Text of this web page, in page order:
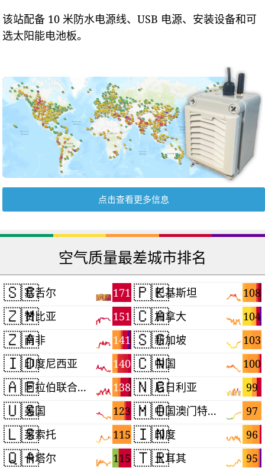
该站配备 10 米防水电源线、USB 电源、安装设备和可
选太阳能电池板。
点击查看更多信息
空气质量最差城市排名
🇸🇨 171
塞舌尔
🇿🇲 151
赞比亚
🇿🇦 141
南非
🇮🇩 140
印度尼西亚
🇦🇪 138
阿拉伯联合酋长国
🇺🇸 123
美国
🇱🇸 115
莱索托
🇶🇦 115
卡塔尔
🇵🇰 108
巴基斯坦
🇨🇦 104
加拿大
🇸🇬 103
新加坡
🇨🇳 100
中国
🇳🇬 99
尼日利亚
🇲🇴 97
中国澳门特别行政区
🇮🇳 96
印度
🇹🇷 95
土耳其